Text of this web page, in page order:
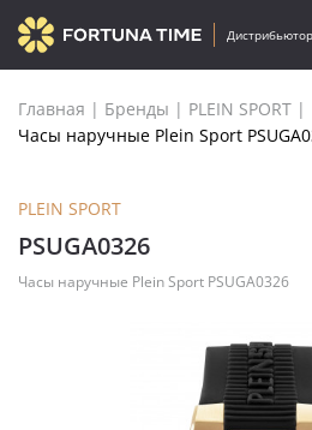
Главная | Бренды | PLEIN SPORT |
Часы наручные Plein Sport
PLEIN SPORT
PSUGA0326
Часы наручные Plein Sport PSUGA0326